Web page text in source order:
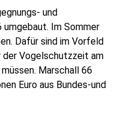
und
umgebaut. Im Sommer
Dafür sind im Vorfeld
der Vogelschutzzeit am
Marschall 66
Euro aus Bundes-und